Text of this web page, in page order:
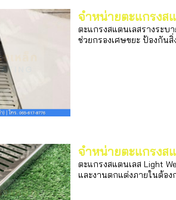
จำหน่ายตะแกรงส
ตะแกรงสแตนเลสรางระ
ช่วยกรองเศษขยะ ป้องกัน
จำหน่ายตะแกรงส
ตะแกรงสแตนเลส Light
และงานตกแต่งภายในต้อง